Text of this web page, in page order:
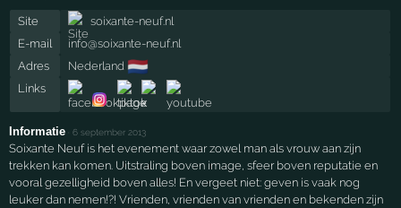
Site
soixante-neuf.nl
E-mail
info@soixante-neuf.nl
Adres
Nederland 🇳🇱
Links
Informatie ·6 september 2013
Soixante Neuf is het evenement waar zowel man als vrouw aan zijn
trekken kan komen. Uitstraling boven image, sfeer boven reputatie en
vooral gezelligheid boven alles! En vergeet niet: geven is vaak nog
leuker dan nemen!?! Vrienden, vrienden van vrienden en bekenden zijn